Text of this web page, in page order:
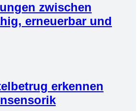
zwischen
erneuerbar und
erkennen